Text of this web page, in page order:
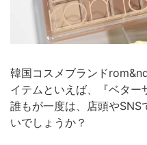
韓国コスメブランド
イテムといえば、『ベター
誰もが一度は、店頭やSNS
いでしょうか？